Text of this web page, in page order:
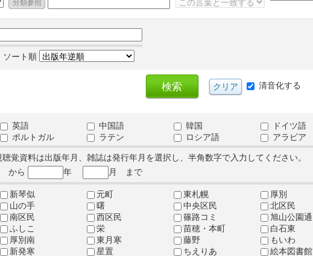
ソート順
清音化する
英語 中国語 韓国 ドイツ語
ポルトガル ラテン ロシア語
アラビア
覚資料は出版年月、雑誌は発行年月を選択し、半角数字で入力してください。
から 年 月 まで
新琴似 元町 東札幌 厚別
山の手 曙 中央区民 北区民
南区民 西区民 篠路コミ 旭山公園通
ふしこ 栄 苗穂・本町 白石東
厚別南 東月寒 藤野 もいわ
新発寒 星置 ちえりあ 絵本図書館